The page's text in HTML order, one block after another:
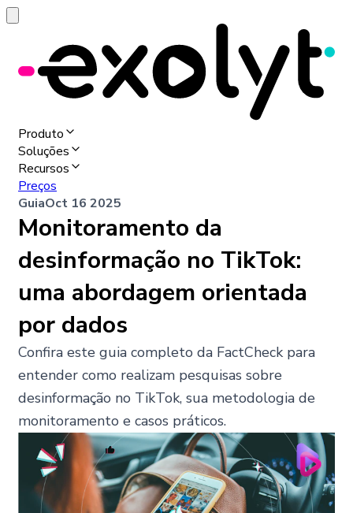
Produto
Soluções
Recursos
Preços
GuiaOct 16 2025
Monitoramento da
desinformação no TikTok:
uma abordagem orientada
por dados
Confira este guia completo da FactCheck para
entender como realizam pesquisas sobre
desinformação no TikTok, sua metodologia de
monitoramento e casos práticos.